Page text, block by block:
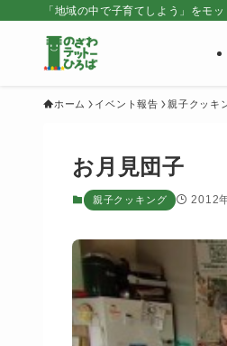
「地域の中で子育てしよう」をモ
ホーム イベント報告 親子クッキ
お月見団子
親子クッキング 2012